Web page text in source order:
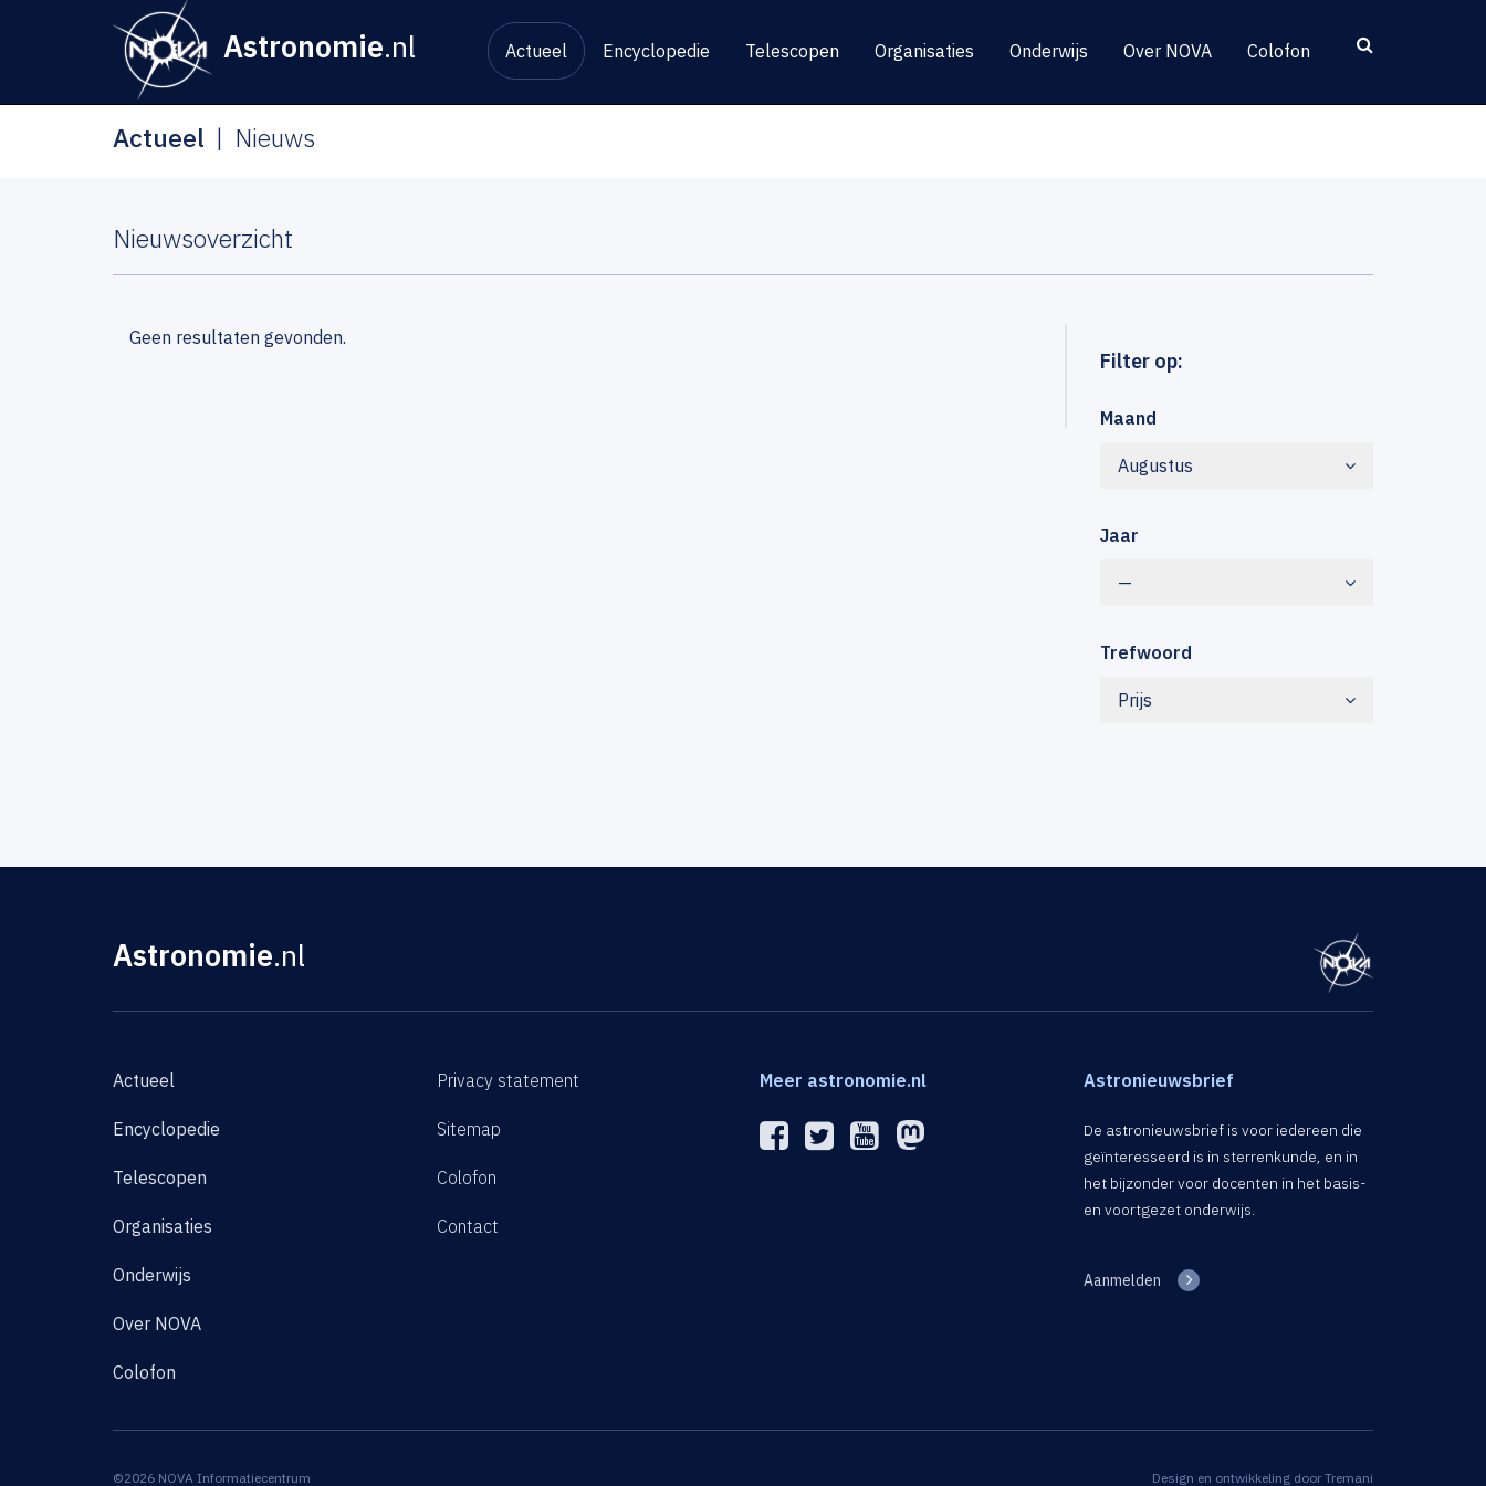
Astronomie.nl Actueel Encyclopedie Telescopen Organisaties Onderwijs Over NOVA Colofon
Actueel Nieuws
Nieuwsoverzicht
Filter op:
Maand
Augustus
Jaar
—
Trefwoord
Prijs
Geen resultaten gevonden.
Astronomie.nl
Actueel
Encyclopedie
Telescopen
Organisaties
Onderwijs
Over NOVA
Colofon
Privacy statement
Sitemap
Colofon
Contact
Meer astronomie.nl Astronieuwsbrief
De astronieuwsbrief is voor iedereen die
geïnteresseerd is in sterrenkunde, en in
het bijzonder voor docenten in het basis-
en voortgezet onderwijs.
Aanmelden
©2026 NOVA Informatiecentrum Design en ontwikkeling door Tremani